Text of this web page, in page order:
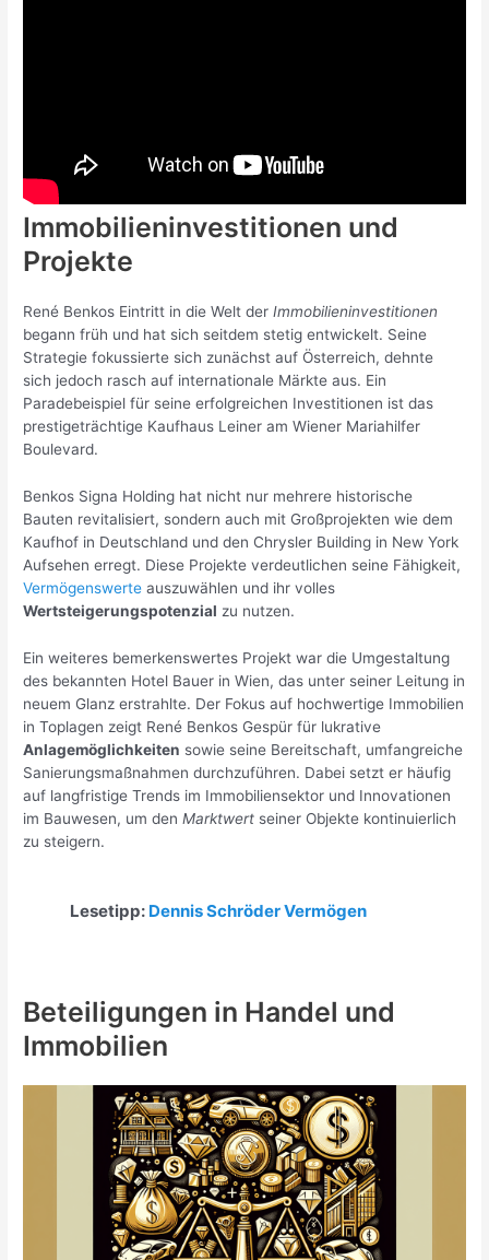
Immobilieninvestitionen und
Projekte
René Benkos Eintritt in die Welt derImmobilieninvestitionen
begann früh und hat sich seitdem stetig entwickelt. Seine
Strategie fokussierte sich zunächst auf Österreich, dehnte
sich jedoch rasch auf internationale Märkte aus. Ein
Paradebeispiel für seine erfolgreichen Investitionen ist das
prestigeträchtige Kaufhaus Leiner am Wiener Mariahilfer
Boulevard.
Benkos Signa Holding hat nicht nur mehrere historische
Bauten revitalisiert, sondern auch mit Großprojekten wie dem
Kaufhof in Deutschland und den Chrysler Building in New York
Aufsehen erregt. Diese Projekte verdeutlichen seine Fähigkeit,
Vermögenswerte auszuwählen und ihr volles
Wertsteigerungspotenzial zu nutzen.
Ein weiteres bemerkenswertes Projekt war die Umgestaltung
des bekannten Hotel Bauer in Wien, das unter seiner Leitung in
neuem Glanz erstrahlte. Der Fokus auf hochwertige Immobilien
in Toplagen zeigt René Benkos Gespür für lukrative
Anlagemöglichkeiten sowie seine Bereitschaft, umfangreiche
Sanierungsmaßnahmen durchzuführen. Dabei setzt er häufig
auf langfristige Trends im Immobiliensektor und Innovationen
im Bauwesen, um denMarktwert seiner Objekte kontinuierlich
zu steigern.
Lesetipp: Dennis Schröder Vermögen
Beteiligungen in Handel und
Immobilien